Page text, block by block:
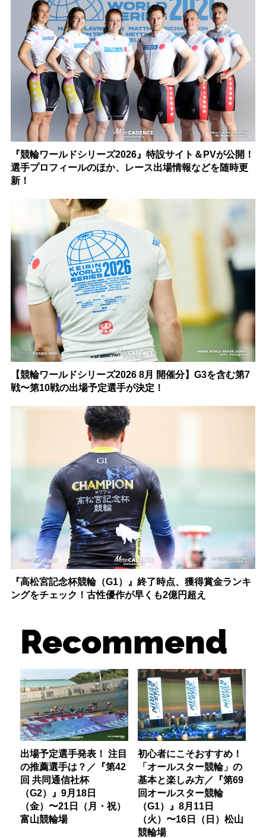
『競輪ワールドシリーズ2026』特設サイト＆PVが公開！
選手プロフィールのほか、レース出場情報などを随時更
新！
【競輪ワールドシリーズ2026 8月 開催分】G3を含む第7
戦〜第10戦の出場予定選手が決定！
『高松宮記念杯競輪（G1）』終了時点、獲得賞金ランキ
ングをチェック！古性優作が早くも2億円超え
Recommend
出場予定選手発表！ 注目
の推薦選手は？／『第42
回 共同通信社杯
（G2）』9月18日
（金）〜21日（月・祝）
富山競輪場
初心者にこそおすすめ！
「オールスター競輪」の
基本と楽しみ方／『第69
回オールスター競輪
（G1）』8月11日
（火）〜16日（日）松山
競輪場